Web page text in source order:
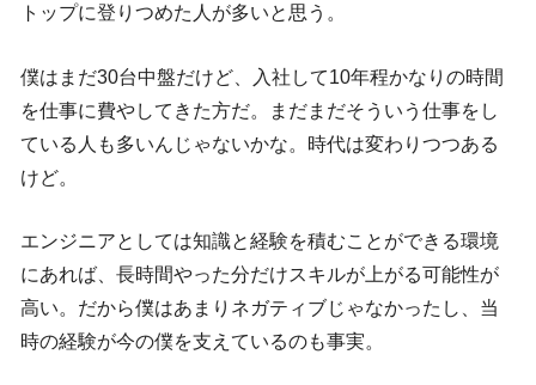
トップに登りつめた人が多いと思う。
僕はまだ30台中盤だけど、入社して10年程かなりの時間
を仕事に費やしてきた方だ。まだまだそういう仕事をし
ている人も多いんじゃないかな。時代は変わりつつある
けど。
エンジニアとしては知識と経験を積むことができる環境
にあれば、長時間やった分だけスキルが上がる可能性が
高い。だから僕はあまりネガティブじゃなかったし、当
時の経験が今の僕を支えているのも事実。